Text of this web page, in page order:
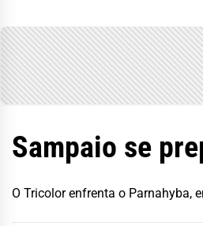
Sampaio se
O Tricolor enfrenta o Parnahyba,